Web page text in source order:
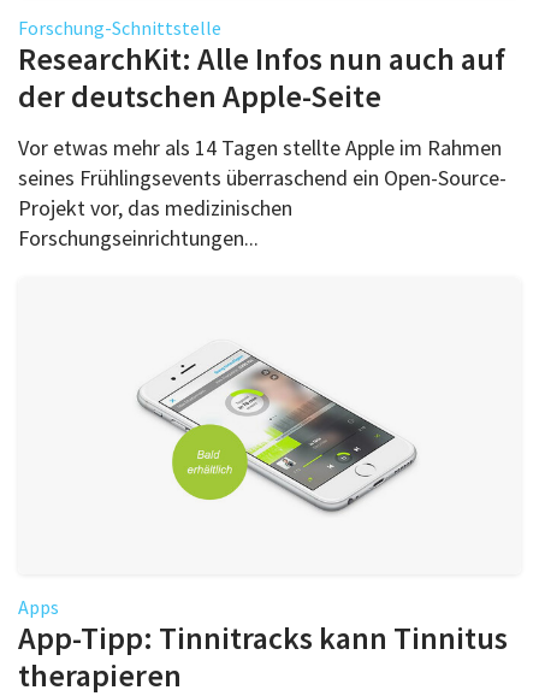
Forschung-Schnittstelle
ResearchKit: Alle Infos nun auch auf
der deutschen Apple-Seite
Vor etwas mehr als 14 Tagen stellte Apple im Rahmen
seines Frühlingsevents überraschend ein Open-Source-
Projekt vor, das medizinischen
Forschungseinrichtungen...
Apps
App-Tipp: Tinnitracks kann Tinnitus
therapieren